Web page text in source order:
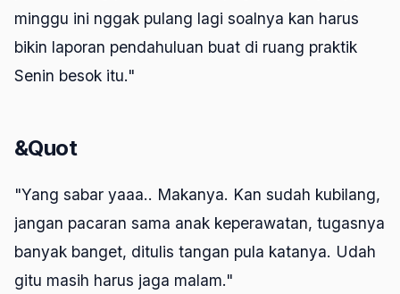
minggu ini nggak pulang lagi soalnya kan harus
bikin laporan pendahuluan buat di ruang praktik
Senin besok itu."
&Quot
"Yang sabar yaaa.. Makanya. Kan sudah kubilang,
jangan pacaran sama anak keperawatan, tugasnya
banyak banget, ditulis tangan pula katanya. Udah
gitu masih harus jaga malam."